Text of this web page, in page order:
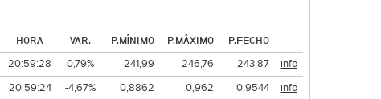
HORA VAR. P.MÍNIMO P.MÁXIMO
P.FECHO
20:59:28 0,79% 241,99 246,76 243,87
info
20:59:24 -4,67% 0,8862 0,962 0,9544
info